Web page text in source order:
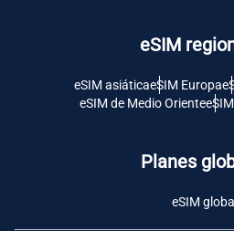
eSIM
eSIM asiáticaeSIM Europa
eSIM de Medio Oriente
Planes
eSIM global